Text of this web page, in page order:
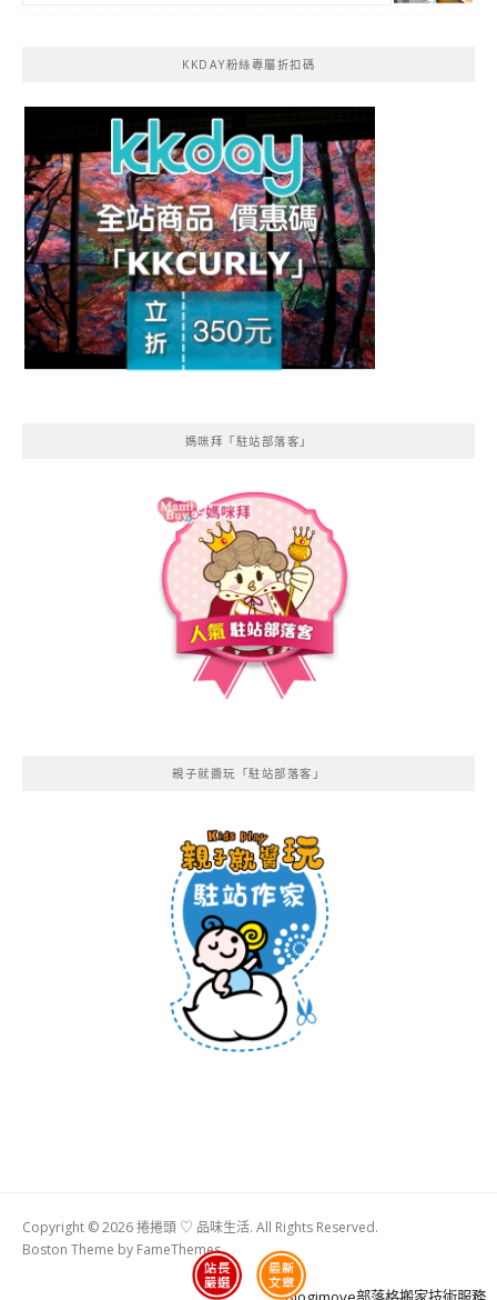
KKDAY粉絲專屬折扣碼
媽咪拜「駐站部落客」
親子就醬玩「駐站部落客」
Copyright © 2026 捲捲頭 ♡ 品味生活. All Rights Reserved.
Boston Theme by FameThemes